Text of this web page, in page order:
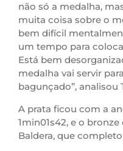
não só a medalha,
muita coisa sobre o
bem difícil
um tempo para
Está bem
medalha vai servir
bagunçado”, analisou
A prata ficou com a
1min01s42, e o
Baldera, que